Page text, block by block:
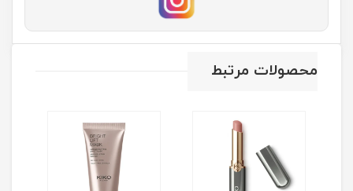
محصولات مرتبط